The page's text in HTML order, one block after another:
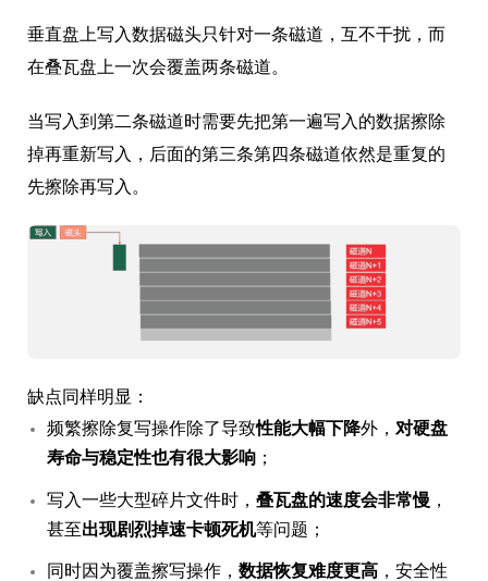
垂直盘上写入数据磁头只针对一条磁道，互不干扰，而
在叠瓦盘上一次会覆盖两条磁道。
当写入到第二条磁道时需要先把第一遍写入的数据擦除
掉再重新写入，后面的第三条第四条磁道依然是重复的
先擦除再写入。
缺点同样明显：
频繁擦除复写操作除了导致性能大幅下降外， 对硬盘
寿命与稳定性也有很大影响 ；
写入一些大型碎片文件时， 叠瓦盘的速度会非常慢 ，
甚至出现剧烈掉速卡顿死机等问题；
同时因为覆盖擦写操作， 数据恢复难度更高 ，安全性